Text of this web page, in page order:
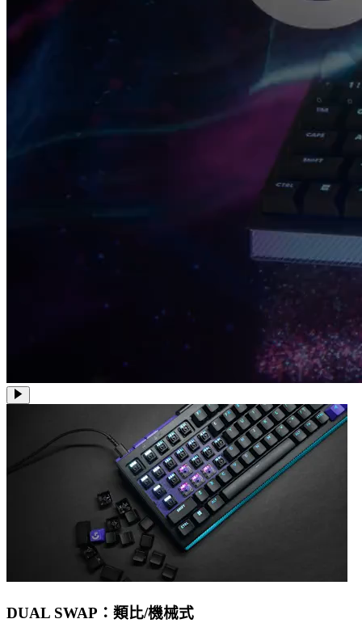
DUAL SWAP：類比/機械式